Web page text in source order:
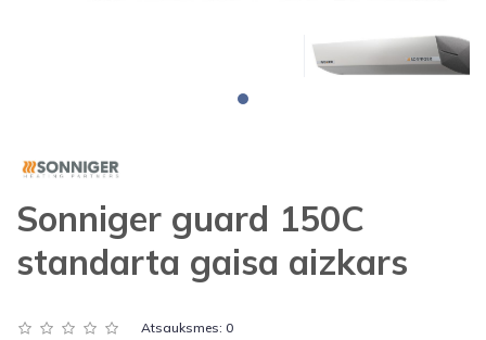
Sonniger guard 150C
standarta gaisa aizkars
Atsauksmes: 0